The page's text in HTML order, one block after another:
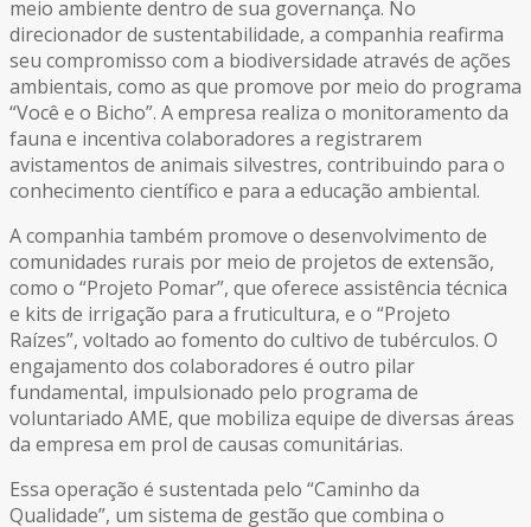
meio ambiente dentro de sua governança. No
direcionador de sustentabilidade, a companhia reafirma
seu compromisso com a biodiversidade através de ações
ambientais, como as que promove por meio do programa
“Você e o Bicho”. A empresa realiza o monitoramento da
fauna e incentiva colaboradores a registrarem
avistamentos de animais silvestres, contribuindo para o
conhecimento científico e para a educação ambiental.
A companhia também promove o desenvolvimento de
comunidades rurais por meio de projetos de extensão,
como o “Projeto Pomar”, que oferece assistência técnica
e kits de irrigação para a fruticultura, e o “Projeto
Raízes”, voltado ao fomento do cultivo de tubérculos. O
engajamento dos colaboradores é outro pilar
fundamental, impulsionado pelo programa de
voluntariado AME, que mobiliza equipe de diversas áreas
da empresa em prol de causas comunitárias.
Essa operação é sustentada pelo “Caminho da
Qualidade”, um sistema de gestão que combina o